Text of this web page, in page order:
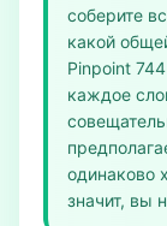
соберите
какой
Pinpoint
каждое
одинаково
значит, вы